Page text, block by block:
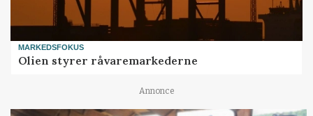
MARKEDSFOKUS
Olien styrer råvaremarkederne
Annonce